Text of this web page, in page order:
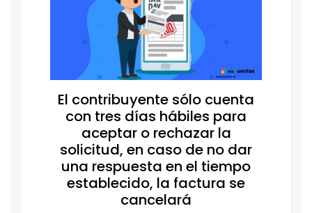
El contribuyente sólo cuenta
con tres días hábiles para
aceptar o rechazar la
solicitud, en caso de no dar
una respuesta en el tiempo
establecido, la factura se
cancelará